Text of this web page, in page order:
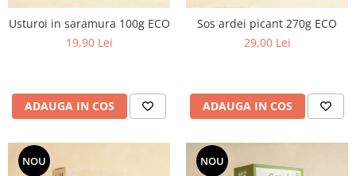
Usturoi in saramura 100g ECO
19,90 Lei
ADAUGA IN COS
Sos ardei picant 270g ECO
29,00 Lei
ADAUGA IN COS
NOU NOU